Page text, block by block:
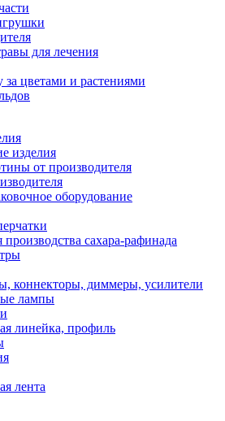
для лечения
за цветами и растениями
изделия
от производителя
оборудование
сахара-рафинада
коннекторы, диммеры, усилители
лампы
линейка, профиль
лента